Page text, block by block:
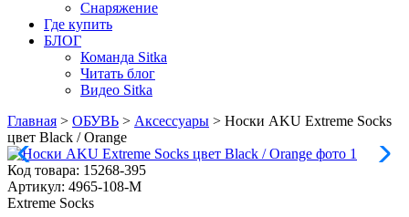
Снаряжение
Где купить
БЛОГ
Команда Sitka
Читать блог
Видео Sitka
Главная > ОБУВЬ > Аксессуары > Носки AKU Extreme Socks
цвет Black / Orange
Код товара: 15268-395
Артикул: 4965-108-M
Extreme Socks